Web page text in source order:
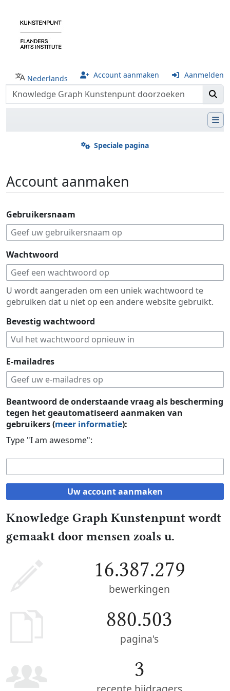
Nederlands Account aanmaken Aanmelden
Speciale pagina
Account aanmaken
Gebruikersnaam
Wachtwoord
U wordt aangeraden om een uniek wachtwoord te
gebruiken dat u niet op een andere website gebruikt.
Bevestig wachtwoord
E-mailadres
Beantwoord de onderstaande vraag als bescherming
tegen het geautomatiseerd aanmaken van
gebruikers (meer informatie):
Type "I am awesome":
Uw account aanmaken
Knowledge Graph Kunstenpunt wordt
gemaakt door mensen zoals u.
16.387.279
bewerkingen
880.503
pagina's
3